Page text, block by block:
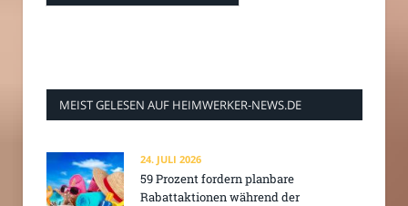
MEIST GELESEN AUF HEIMWERKER-NEWS.DE
24. JULI 2026
59 Prozent fordern planbare
Rabattaktionen während der